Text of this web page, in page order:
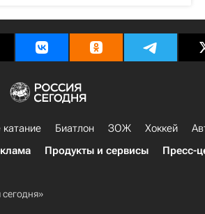
Биатлон ЗОЖ Хоккей
Продукты и сервисы Пресс-